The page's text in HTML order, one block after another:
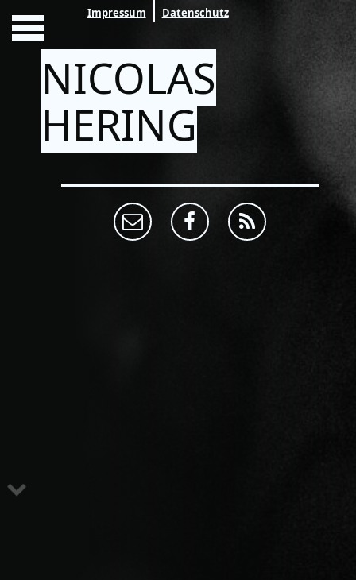
Impressum Datenschutz
NICOLAS
HERING